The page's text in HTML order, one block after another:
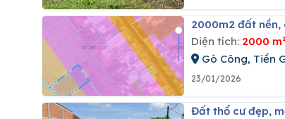
2000m2 đất
Diện tích: 2000 m²
Gò Công, Tiền
23/01/2026
đất thổ cư đẹp,